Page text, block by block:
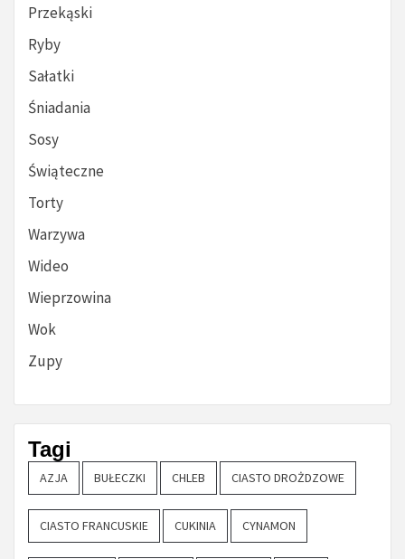
Przekąski
Ryby
Sałatki
Śniadania
Sosy
Świąteczne
Torty
Warzywa
Wideo
Wieprzowina
Wok
Zupy
Tagi
AZJA BUŁECZKI CHLEB CIASTO DROŻDZOWE
CIASTO FRANCUSKIE CUKINIA CYNAMON